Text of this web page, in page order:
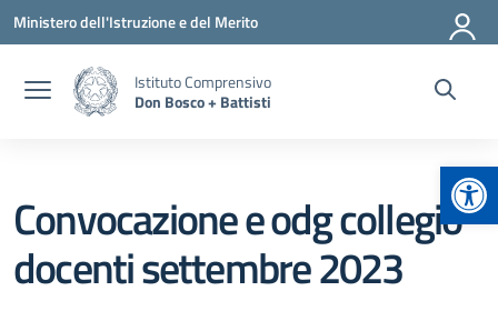
Vai ai contenuti
Vai al menu di navigazione
Vai al footer
Ministero dell'Istruzione e del Merito
Istituto Comprensivo
Don Bosco + Battisti
Convocazione e odg collegio
docenti settembre 2023